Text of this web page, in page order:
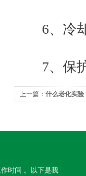
6、冷却
7、保护
上一篇： 什么老化实验
时间 。以下是我